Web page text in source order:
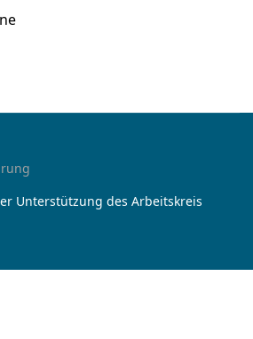
Unterstützung des Arbeitskreis